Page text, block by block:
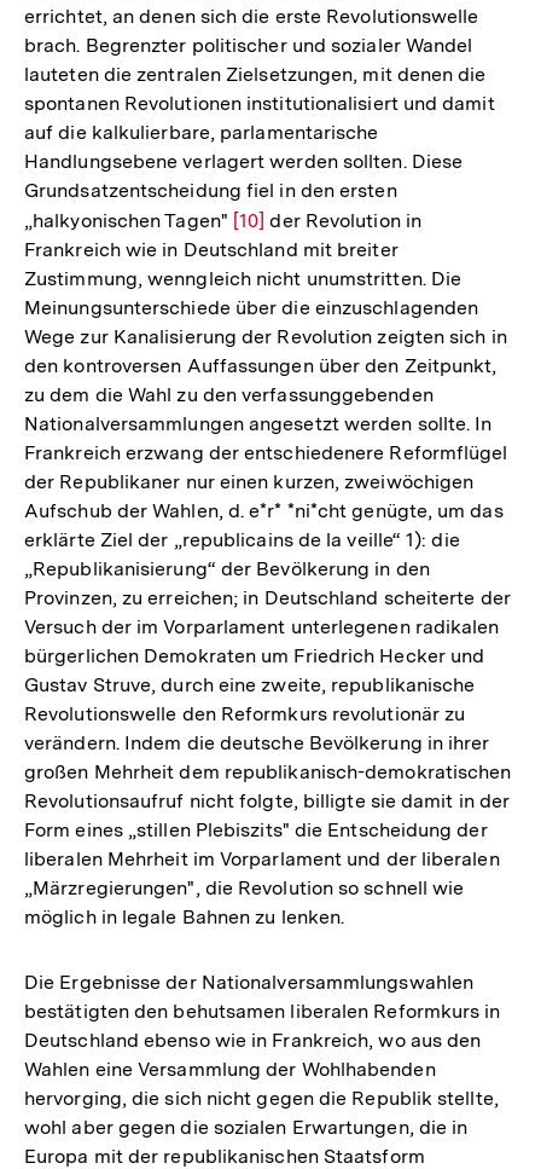
errichtet, an denen sich die erste Revolutionswelle
brach. Begrenzter politischer und sozialer Wandel
lauteten die zentralen Zielsetzungen, mit denen die
spontanen Revolutionen institutionalisiert und damit
auf die kalkulierbare, parlamentarische
Handlungsebene verlagert werden sollten. Diese
Grundsatzentscheidung fiel in den ersten
„halkyonischen Tagen" Zur
Auflösung
der
Fußnote
[10] der Revolution in
Frankreich wie in Deutschland mit breiter
Zustimmung, wenngleich nicht unumstritten. Die
Meinungsunterschiede über die einzuschlagenden
Wege zur Kanalisierung der Revolution zeigten sich in
den kontroversen Auffassungen über den Zeitpunkt,
zu dem die Wahl zu den verfassunggebenden
Nationalversammlungen angesetzt werden sollte. In
Frankreich erzwang der entschiedenere Reformflügel
der Republikaner nur einen kurzen, zweiwöchigen
Aufschub der Wahlen, d. e*r* *ni*cht genügte, um das
erklärte Ziel der „republicains de la veille“ 1): die
„Republikanisierung“ der Bevölkerung in den
Provinzen, zu erreichen; in Deutschland scheiterte der
Versuch der im Vorparlament unterlegenen radikalen
bürgerlichen Demokraten um Friedrich Hecker und
Gustav Struve, durch eine zweite, republikanische
Revolutionswelle den Reformkurs revolutionär zu
verändern. Indem die deutsche Bevölkerung in ihrer
großen Mehrheit dem republikanisch-demokratischen
Revolutionsaufruf nicht folgte, billigte sie damit in der
Form eines „stillen Plebiszits" die Entscheidung der
liberalen Mehrheit im Vorparlament und der liberalen
„Märzregierungen", die Revolution so schnell wie
möglich in legale Bahnen zu lenken.
Die Ergebnisse der Nationalversammlungswahlen
bestätigten den behutsamen liberalen Reformkurs in
Deutschland ebenso wie in Frankreich, wo aus den
Wahlen eine Versammlung der Wohlhabenden
hervorging, die sich nicht gegen die Republik stellte,
wohl aber gegen die sozialen Erwartungen, die in
Europa mit der republikanischen Staatsform